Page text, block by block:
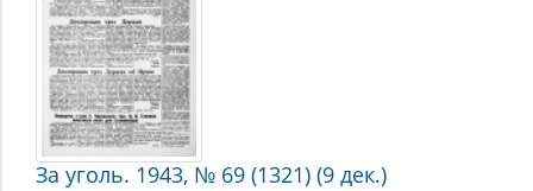
За уголь. 1943, № 69 (1321) (9 дек.)